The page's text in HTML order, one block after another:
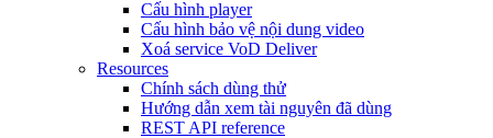
Cấu hình player
Cấu hình bảo vệ nội dung video
Xoá service VoD Deliver
Resources
Chính sách dùng thử
Hướng dẫn xem tài nguyên đã dùng
REST API reference